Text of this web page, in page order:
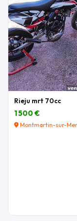
Rieju mrt 70cc
1 500 €
Montmartin-sur-Mer